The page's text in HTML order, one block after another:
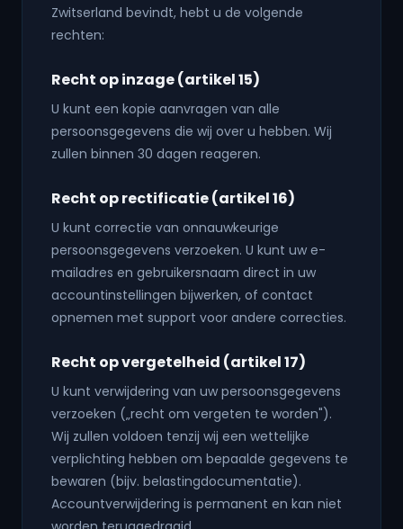
Zwitserland bevindt, hebt u de volgende
rechten:
Recht op inzage (artikel 15)
U kunt een kopie aanvragen van alle
persoonsgegevens die wij over u hebben. Wij
zullen binnen 30 dagen reageren.
Recht op rectificatie (artikel 16)
U kunt correctie van onnauwkeurige
persoonsgegevens verzoeken. U kunt uw e-
mailadres en gebruikersnaam direct in uw
accountinstellingen bijwerken, of contact
opnemen met support voor andere correcties.
Recht op vergetelheid (artikel 17)
U kunt verwijdering van uw persoonsgegevens
verzoeken („recht om vergeten te worden").
Wij zullen voldoen tenzij wij een wettelijke
verplichting hebben om bepaalde gegevens te
bewaren (bijv. belastingdocumentatie).
Accountverwijdering is permanent en kan niet